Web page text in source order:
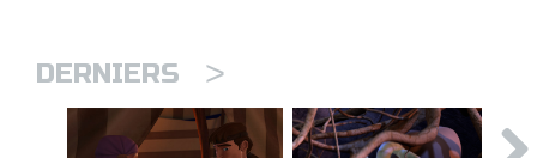
DERNIERS >